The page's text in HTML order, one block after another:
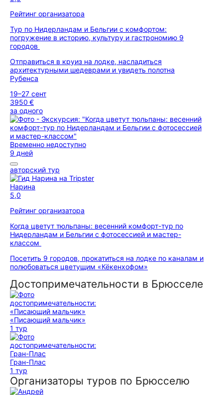
Рейтинг организатора
Тур по Нидерландам и Бельгии с комфортом:
погружение в историю, культуру и гастрономию 9
городов
Отправиться в круиз на лодке, насладиться
архитектурными шедеврами и увидеть полотна
Рубенса
19–27 сент
3950 €
за одного
Временно недоступно
9 дней
авторский тур
Нарина
5,0
Рейтинг организатора
Когда цветут тюльпаны: весенний комфорт-тур по
Нидерландам и Бельгии с фотосессией и мастер-
классом
Посетить 9 городов, прокатиться на лодке по каналам и
полюбоваться цветущим «Кёкенхофом»
Достопримечательности в Брюсселе
«Писающий мальчик»
1 тур
Гран-Плас
1 тур
Организаторы туров по Брюсселю